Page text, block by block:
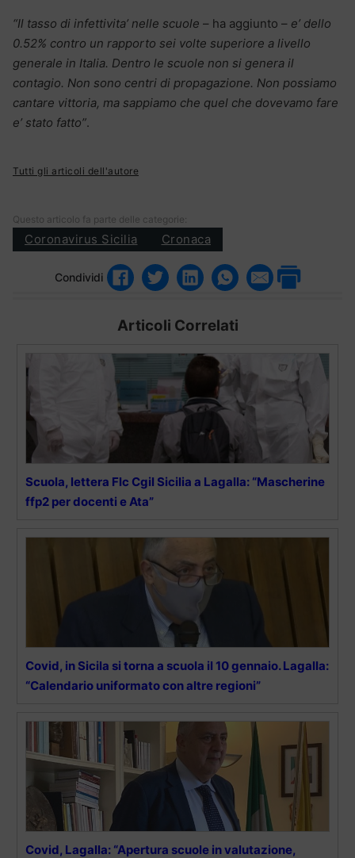
“Il tasso di infettivita’ nelle scuole – ha aggiunto – e’ dello
0.52% contro un rapporto sei volte superiore a livello
generale in Italia. Dentro le scuole non si genera il
contagio. Non sono centri di propagazione. Non possiamo
cantare vittoria, ma sappiamo che quel che dovevamo fare
e’ stato fatto”.
Tutti gli articoli dell'autore
Questo articolo fa parte delle categorie:
Coronavirus Sicilia Cronaca
Condividi
Articoli Correlati
Scuola, lettera Flc Cgil Sicilia a Lagalla: “Mascherine
ffp2 per docenti e Ata”
Covid, in Sicila si torna a scuola il 10 gennaio. Lagalla:
“Calendario uniformato con altre regioni”
Covid, Lagalla: “Apertura scuole in valutazione,